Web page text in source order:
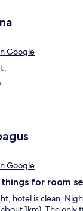
Google
Google
for room
hotel is clean.